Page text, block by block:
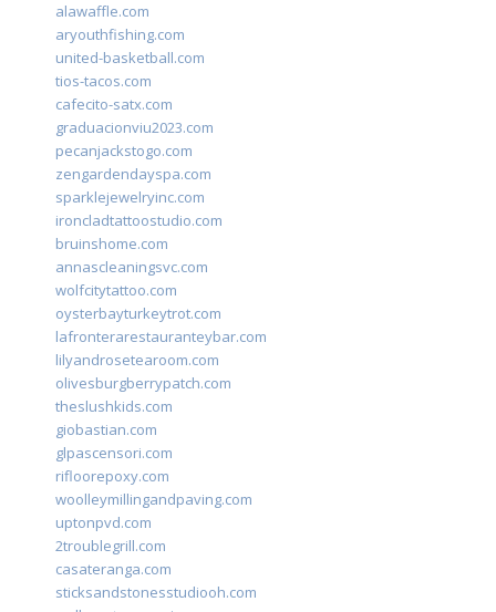
alawaffle.com
aryouthfishing.com
united-basketball.com
tios-tacos.com
cafecito-satx.com
graduacionviu2023.com
pecanjackstogo.com
zengardendayspa.com
sparklejewelryinc.com
ironcladtattoostudio.com
bruinshome.com
annascleaningsvc.com
wolfcitytattoo.com
oysterbayturkeytrot.com
lafronterarestauranteybar.com
lilyandrosetearoom.com
olivesburgberrypatch.com
theslushkids.com
giobastian.com
glpascensori.com
rifloorepoxy.com
woolleymillingandpaving.com
uptonpvd.com
2troublegrill.com
casateranga.com
sticksandstonesstudiooh.com